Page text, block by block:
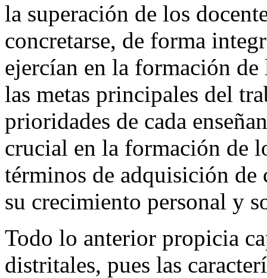
la superación de los
concretarse, de forma
ejercían en la formación
las metas principales del
prioridades de cada
crucial en la formación de
términos de adquisición
su crecimiento personal y
Todo lo anterior propicia
distritales, pues las